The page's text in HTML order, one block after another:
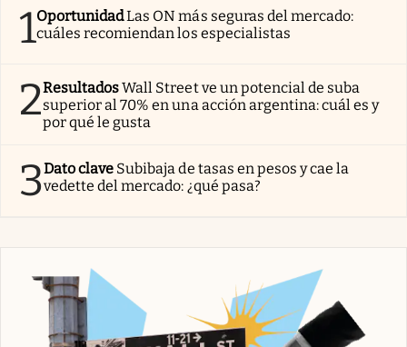
1OportunidadLas ON más seguras del mercado:
cuáles recomiendan los especialistas
2ResultadosWall Street ve un potencial de suba
superior al 70% en una acción argentina: cuál es y
por qué le gusta
3Dato clave Subibaja de tasas en pesos y cae la
vedette del mercado: ¿qué pasa?